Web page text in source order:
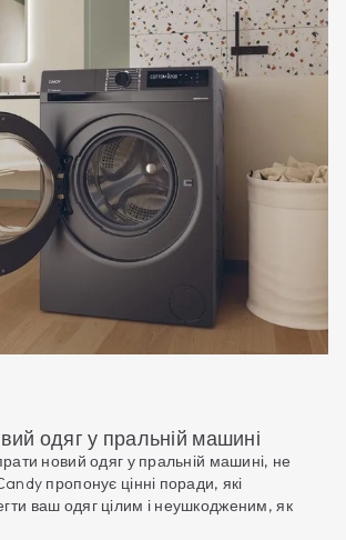
одяг у пральній машині
новий одяг у пральній машині, не
пропонує цінні поради, які
ваш одяг цілим і неушкодженим, як